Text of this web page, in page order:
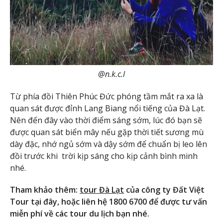
@n.k.c.l
Từ phía đồi Thiên Phúc Đức phóng tầm mắt ra xa là
quan sát được đỉnh Lang Biang nổi tiếng của Đà Lạt.
Nên đến đây vào thời điểm sáng sớm, lúc đó bạn sẽ
được quan sát biển mây nếu gặp thời tiết sương mù
dày đặc, nhớ ngủ sớm và dậy sớm để chuẩn bị leo lên
đồi trước khi trời kịp sáng cho kịp cảnh bình minh
nhé.
Tham khảo thêm: tour Đà Lạt của công ty Đất Việt
Tour tại đây, hoặc liên hệ 1800 6700 để được tư vấn
miễn phí về các tour du lịch bạn nhé.